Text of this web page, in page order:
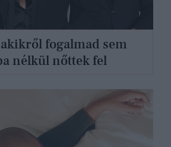
fogalmad sem
nélkül nőttek fel